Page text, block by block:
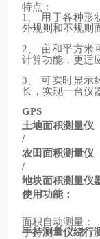
特点：
1
用于各种形
外规则和不规则
2
亩和平方米
计算功能，更适
3
可实时显示
长，实现一台仪
GPS
土地面积测量仪
/
农田面积测量仪
/
地块面积测量仪
使用功能：
面积自动测量：
手持测量仪绕行